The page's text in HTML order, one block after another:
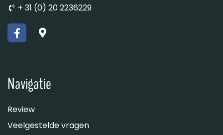
+ 31 (0) 20 2236229
Navigatie
Review
Veelgestelde vragen